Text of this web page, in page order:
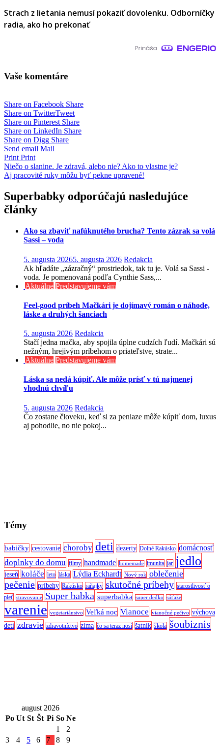
Strach z lietania nemusí pokaziť dovolenku. Odborníčky
radia, ako ho prekonať
Vaše komentáre
Share on Facebook Share
Share on TwitterTweet
Share on Pinterest Share
Share on LinkedIn Share
Share on Digg Share
Send email Mail
Print Print
Navigácia
v
článku
Niečo o slanine. Je zdravá, alebo nie? Ako to vlastne je?
Aj pracovité ruky môžu byť pekne upravené!
Superbabky odporúčajú nasledujúce
články
Ako sa zbaviť nafúknutého brucha? Tento zázrak sa volá
Sassi – voda
5. augusta 20265. augusta 2026 Redakcia
Ak hľadáte „zázračný“ prostriedok, tak tu je. Volá sa Sassi -
voda. Je pomenovaná podľa Cynthie Sass,...
Aktuálne Predstavujeme vám
Feel-good príbeh Mačkári je dojímavý román o náhode,
láske a druhých šanciach
5. augusta 2026 Redakcia
Stačí jedna mačka, aby spojila úplne cudzích ľudí. Mačkári sú
nežným, hrejivým príbehom o priateľstve, strate...
Aktuálne Predstavujeme vám
Láska sa nedá kúpiť. Ale môže prísť v tú najmenej
vhodnú chvíľu
5. augusta 2026 Redakcia
Čo zostane človeku, keď si za peniaze môže kúpiť dom, luxus
aj pohodlie, no nie pokoj...
Témy
babičky cestovanie choroby deti dezerty Dolné Rakúsko domácnosť
doplnky do domu filmy handmade homemade imunita jar jedlo
jeseň koláče leto láska Lýdia Eckhardt Nový rok oblečenie
pečenie príbehy Rakúsko raňajky skutočné príbehy starostlivosť o
pleť stravovanie Super babka superbabka super dedko súťaže
varenie vegetariánstvo Veľká noc Vianoce vianočné pečivo
výchova
detí zdravie zdravotníctvo zima čo sa teraz nosí šatník škola šoubiznis
august 2026
Po Ut St Št Pi So Ne
1
2
3
4 5 6 7 8
9